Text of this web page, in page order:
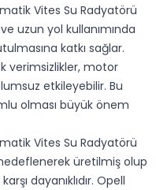
Vites Su Radyatörü
uzun yol kullanımında
katkı sağlar.
verimsizlikler, motor
etkileyebilir. Bu
olması büyük önem
Vites Su Radyatörü
üretilmiş olup
dayanıklıdır. Opell